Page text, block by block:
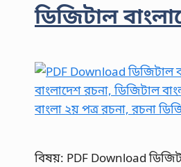
ডিজিটাল
বিষয়: PDF Download